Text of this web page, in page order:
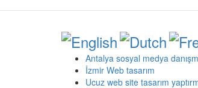
Antalya sosyal medya
İzmir Web tasarım
Ucuz web site tasarım